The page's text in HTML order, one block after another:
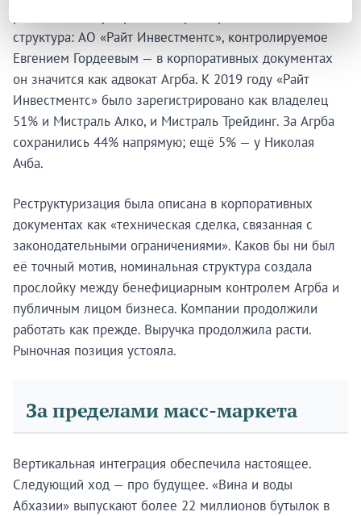
структура: АО «Райт Инвестментс», контролируемое
Евгением Гордеевым — в корпоративных документах
он значится как адвокат Агрба. К 2019 году «Райт
Инвестментс» было зарегистрировано как владелец
51% и Мистраль Алко, и Мистраль Трейдинг. За Агрба
сохранились 44% напрямую; ещё 5% — у Николая
Ачба.
Реструктуризация была описана в корпоративных
документах как «техническая сделка, связанная с
законодательными ограничениями». Каков бы ни был
её точный мотив, номинальная структура создала
прослойку между бенефициарным контролем Агрба и
публичным лицом бизнеса. Компании продолжили
работать как прежде. Выручка продолжила расти.
Рыночная позиция устояла.
За пределами масс-маркета
Вертикальная интеграция обеспечила настоящее.
Следующий ход — про будущее. «Вина и воды
Абхазии» выпускают более 22 миллионов бутылок в